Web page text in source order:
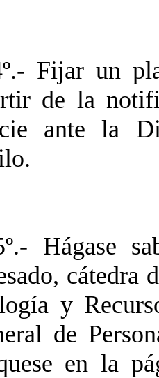
Fijar un
de la
ante la
Hágase
cátedra
y
de
en la